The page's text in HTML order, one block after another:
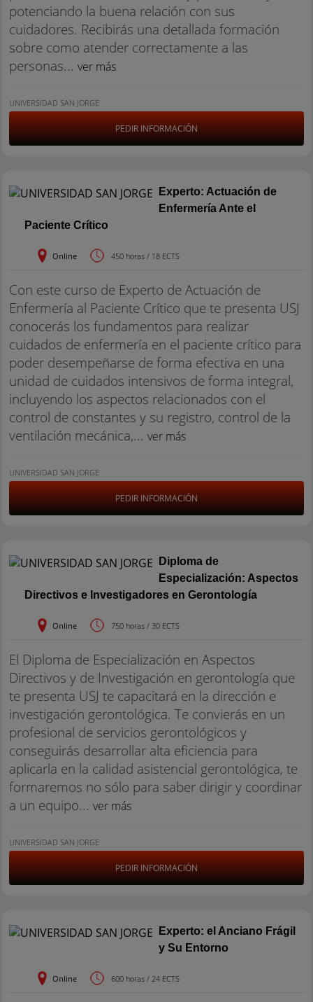
potenciando la buena relación con sus
cuidadores. Recibirás una detallada formación
sobre como atender correctamente a las
personas... ver más
UNIVERSIDAD SAN JORGE
PEDIR INFORMACIÓN
Experto: Actuación de
Enfermería Ante el
Paciente Crítico
Online 450 horas / 18 ECTS
Con este curso de Experto de Actuación de
Enfermería al Paciente Crítico que te presenta USJ
conocerás los fundamentos para realizar
cuidados de enfermería en el paciente crítico para
poder desempeñarse de forma efectiva en una
unidad de cuidados intensivos de forma integral,
incluyendo los aspectos relacionados con el
control de constantes y su registro, control de la
ventilación mecánica,... ver más
UNIVERSIDAD SAN JORGE
PEDIR INFORMACIÓN
Diploma de
Especialización: Aspectos
Directivos e Investigadores en Gerontología
Online 750 horas / 30 ECTS
El Diploma de Especialización en Aspectos
Directivos y de Investigación en gerontología que
te presenta USJ te capacitará en la dirección e
investigación gerontológica. Te convierás en un
profesional de servicios gerontológicos y
conseguirás desarrollar alta eficiencia para
aplicarla en la calidad asistencial gerontológica, te
formaremos no sólo para saber dirigir y coordinar
a un equipo... ver más
UNIVERSIDAD SAN JORGE
PEDIR INFORMACIÓN
Experto: el Anciano Frágil
y Su Entorno
Online 600 horas / 24 ECTS